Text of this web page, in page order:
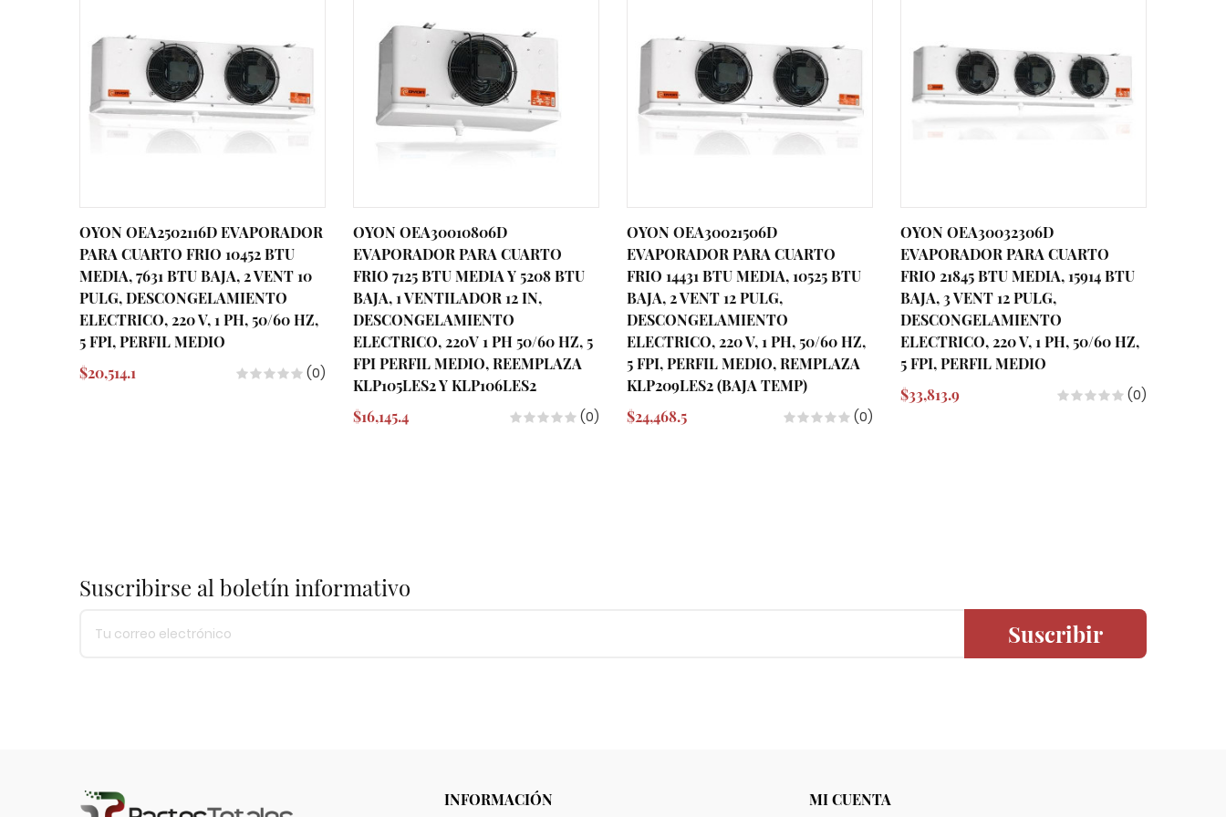
OYON OEA2502116D EVAPORADOR
PARA CUARTO FRIO 10452 BTU
MEDIA, 7631 BTU BAJA, 2 VENT 10
PULG, DESCONGELAMIENTO
ELECTRICO, 220 V, 1 PH, 50/60 HZ,
5 FPI, PERFIL MEDIO
$20,514.1
(0)
OYON OEA30010806D
EVAPORADOR PARA CUARTO
FRIO 7125 BTU MEDIA Y 5208 BTU
BAJA, 1 VENTILADOR 12 IN,
DESCONGELAMIENTO
ELECTRICO, 220V 1 PH 50/60 HZ, 5
FPI PERFIL MEDIO, REEMPLAZA
KLP105LES2 Y KLP106LES2
$16,145.4
(0)
OYON OEA30021506D
EVAPORADOR PARA CUARTO
FRIO 14431 BTU MEDIA, 10525 BTU
BAJA, 2 VENT 12 PULG,
DESCONGELAMIENTO
ELECTRICO, 220 V, 1 PH, 50/60 HZ,
5 FPI, PERFIL MEDIO, REMPLAZA
KLP209LES2 (BAJA TEMP)
$24,468.5
(0)
OYON OEA30032306D
EVAPORADOR PARA CUARTO
FRIO 21845 BTU MEDIA, 15914 BTU
BAJA, 3 VENT 12 PULG,
DESCONGELAMIENTO
ELECTRICO, 220 V, 1 PH, 50/60 HZ,
5 FPI, PERFIL MEDIO
$33,813.9
(0)
Suscribirse al boletín informativo
Suscribir
INFORMACIÓN MI CUENTA